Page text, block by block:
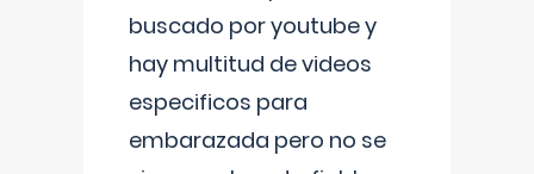
buscado por youtube y
hay multitud de videos
especificos para
embarazada pero no se